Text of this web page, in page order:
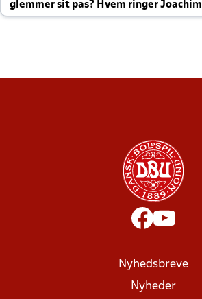
glemmer sit pas? Hvem ringer Joachim
altid til efter kampe?
Nyhedsbreve
Nyheder